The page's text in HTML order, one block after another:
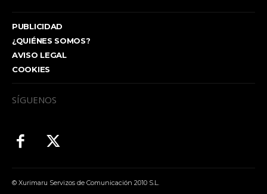
PUBLICIDAD
¿QUIÉNES SOMOS?
AVISO LEGAL
COOKIES
SÍGUENOS
© Xurimaru Servizos de Comunicación 2010 S.L.